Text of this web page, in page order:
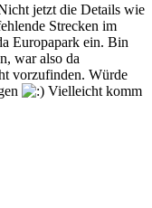
jetzt die Details wie
Strecken im
Europapark ein. Bin
war also da
vorzufinden. Würde
Vielleicht komm